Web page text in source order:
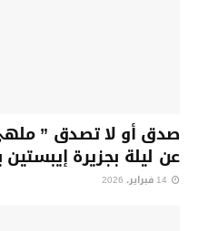
صدق أو لا تصدق ”
عن ليلة بجزيرة